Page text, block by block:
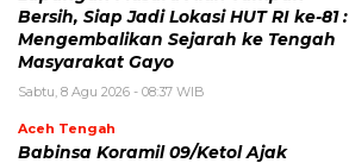
Bersih, Siap Jadi Lokasi HUT RI ke-81 :
Mengembalikan Sejarah ke Tengah
Masyarakat Gayo
Sabtu, 8 Agu 2026 - 08:37 WIB
Aceh Tengah
‎Babinsa Koramil 09/Ketol Ajak